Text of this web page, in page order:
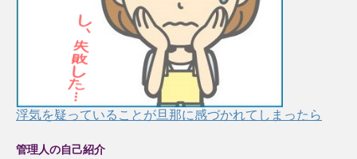
浮気を疑っていることが旦那に感づかれてしまったら
管理人の自己紹介